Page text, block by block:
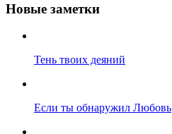
Новые заметки
Тень твоих деяний
Если ты обнаружил Любовь